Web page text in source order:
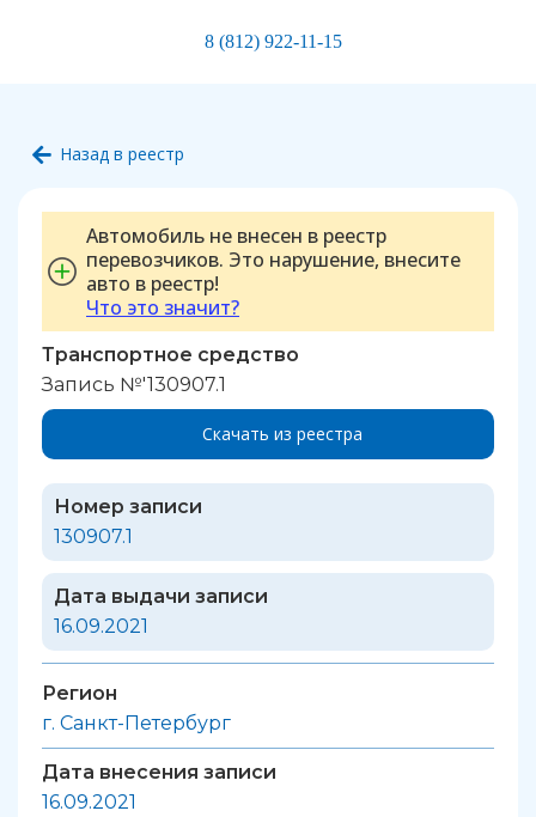
8 (812) 922-11-15
Назад в реестр
Автомобиль не внесен в реестр
перевозчиков. Это нарушение, внесите
авто в реестр!
Что это значит?
Транспортное средство
Запись №'130907.1
Скачать из реестра
Номер записи
130907.1
Дата выдачи записи
16.09.2021
Регион
г. Санкт-Петербург
Дата внесения записи
16.09.2021